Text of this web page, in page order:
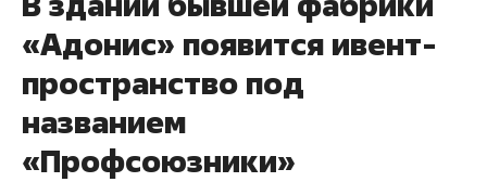
«Адонис» появится ивент-
пространство под
названием
«Профсоюзники»